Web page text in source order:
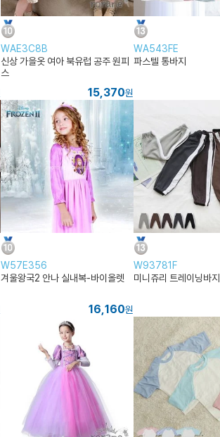
WAE3C8B
신상 가을옷 여아 북유럽 공주 원피
스
15,370원
WA543FE
파스텔 통바지
W57E356
겨울왕국2 안나 실내복-바이올렛
16,160원
W93781F
미니쥬리 트레이닝바지